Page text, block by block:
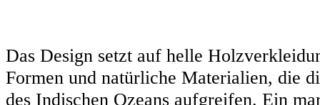
Das Design setzt auf helle
Formen und natürliche Materialien, die
des Indischen Ozeans aufgreifen. Ein